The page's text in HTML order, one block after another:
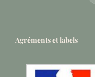
Agréments et labels